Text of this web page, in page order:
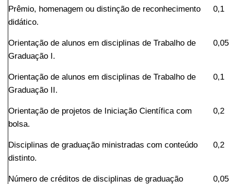
Prêmio, homenagem ou distinção de reconhecimento
didático.
0,1
Orientação de alunos em disciplinas de Trabalho de
Graduação I.
0,05
Orientação de alunos em disciplinas de Trabalho de
Graduação II.
0,1
Orientação de projetos de Iniciação Científica com
bolsa.
0,2
Disciplinas de graduação ministradas com conteúdo
distinto.
0,2
Número de créditos de disciplinas de graduação
0,05